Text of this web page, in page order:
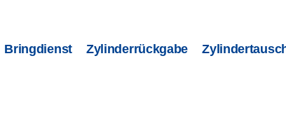
Bringdienst Zylinderrückgabe